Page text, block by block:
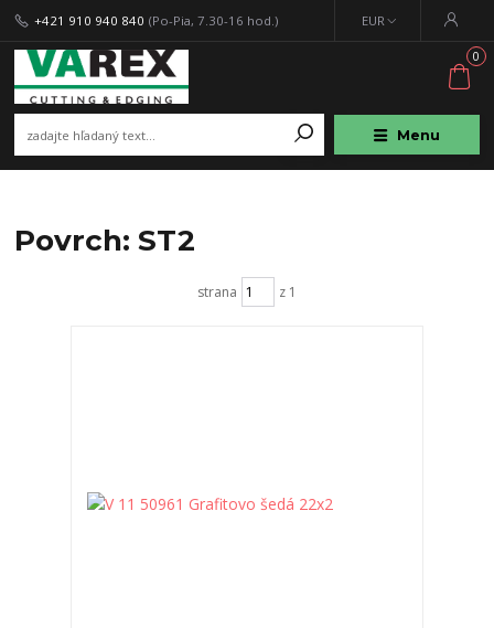
Menu
EUR
+421 910 940 840 (Po-Pia, 7.30-16 hod.)
0
Povrch: ST2
strana z 1